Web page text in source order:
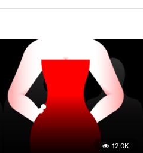
12.0K